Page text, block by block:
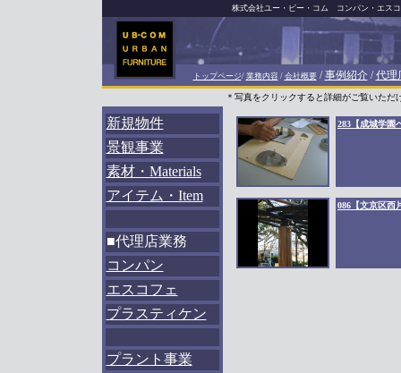
株式会社ユー・ビー・コム コンパン・エス
トップページ/ 業務内容/ 会社概要/事例紹介/代理
＊写真をクリックすると詳細がご覧いただ
新規物件
景観事業
素材・Materials
アイテム・Item
■代理店業務
コンパン
エスコフェ
プラスティケン
プラント事業
283【成城学園
086【文京区西